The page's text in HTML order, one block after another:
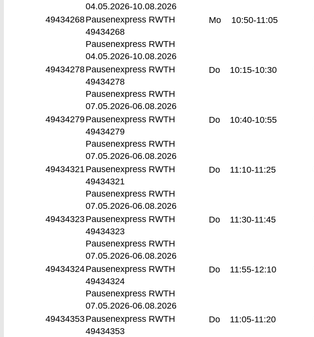
04.05.2026-10.08.2026
49434268Pausenexpress RWTH
49434268
Pausenexpress RWTH
04.05.2026-10.08.2026
Mo 10:50-11:05
49434278Pausenexpress RWTH
49434278
Pausenexpress RWTH
07.05.2026-06.08.2026
Do 10:15-10:30
49434279Pausenexpress RWTH
49434279
Pausenexpress RWTH
07.05.2026-06.08.2026
Do 10:40-10:55
49434321Pausenexpress RWTH
49434321
Pausenexpress RWTH
07.05.2026-06.08.2026
Do 11:10-11:25
49434323Pausenexpress RWTH
49434323
Pausenexpress RWTH
07.05.2026-06.08.2026
Do 11:30-11:45
49434324Pausenexpress RWTH
49434324
Pausenexpress RWTH
07.05.2026-06.08.2026
Do 11:55-12:10
49434353Pausenexpress RWTH
49434353
Do 11:05-11:20